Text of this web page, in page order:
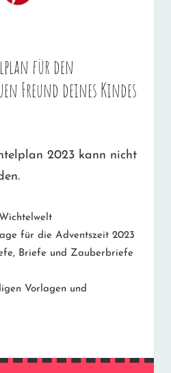
für den
Freund deines Kindes
2023 kann nicht
für die Adventszeit 2023
Briefe und Zauberbriefe
Vorlagen und